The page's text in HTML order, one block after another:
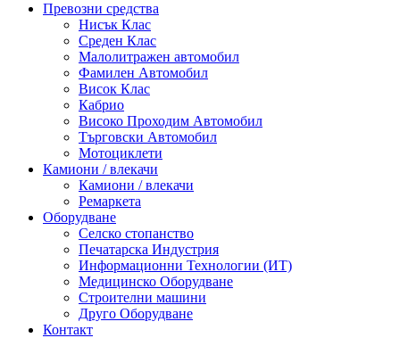
Превозни средства
Нисък Клас
Среден Клас
Малолитражен автомобил
Фамилен Автомобил
Висок Клас
Кабрио
Високо Проходим Автомобил
Търговски Автомобил
Мотоциклети
Камиони / влекачи
Камиони / влекачи
Ремаркета
Оборудване
Селско стопанство
Печатарска Индустрия
Информационни Технологии (ИТ)
Медицинско Оборудване
Строителни машини
Друго Оборудване
Контакт